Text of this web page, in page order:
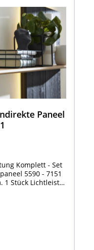
Komplett - Set
5590 - 7151